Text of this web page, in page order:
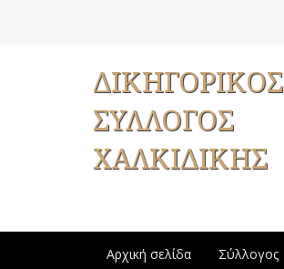
ΔΙΚΗΓΟΡΙΚΟΣ
ΣΥΛΛΟΓΟΣ
ΧΑΛΚΙΔΙΚΗΣ
Αρχική σελίδα Σύλλογος